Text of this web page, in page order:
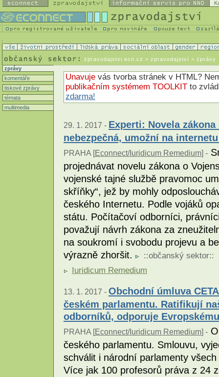
zpravodajstvi.ecn.cz > zpravodajství > zprávy
zprávy
komentáře
tiskové zprávy
témata
multimedia
Unavuje vás tvorba stránek v HTML?
publikačním systémem TOOLKIT to
zdarma!
29. 1. 2017 - Experti: Novela
nebezpečná, umožní na
PRAHA [Econnect/Iuridicum Remedium] -
projednávat novelu zákona o
vojenské tajné službě pravomoc
skříňky“, jež by mohly
českého Internetu. Podle vojáků
státu. Počítačoví odborníci,
považují návrh zákona za
na soukromí i svobodu projevu a
výrazně zhoršit.
::občanský sektor::
Iuridicum Remedium
13. 1. 2017 - Obchodní úmluva
českém parlamentu. Ratifikují
odborníků, odporuje
PRAHA [Econnect/Iuridicum Remedium] -
českého parlamentu. Smlouvu,
schválit i národní parlamenty
Více jak 100 profesorů práva z 24